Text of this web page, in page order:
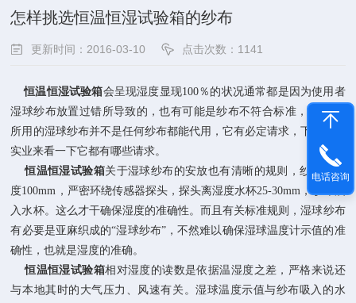
怎样挑选恒温恒湿试验箱的纱布
更新时间：2016-03-10 点击次数：1141
恒温恒湿试验箱会呈现湿度显现100％的状况通常都是因为使用者
湿球纱布放置过错所导致的，也有可能是纱布不符合标准， 该设备
所用的湿球纱布并不是任何纱布都能代用，它有必定请求，下面
岛韩
实业来看一下它都有哪些请求。
恒温恒湿试验箱关于湿球纱布的安放也有清晰的规则，纱布的长
度100mm，严密环绕传感器探头，探头离湿度水杯25-30mm，纱布浸
入水杯。这么才干确保湿度的准确性。而且有关标准规则，湿球纱布
有必要是亚麻织成的“湿球纱布”，不然难以确保湿球温度计示值的准
确性，也就是湿度的准确。
恒温恒湿试验箱相对湿度的读数是依据温湿度之差，严格来说还
与本地其时的大气压力、风速有关。湿球温度示值与纱布吸入的水
电话咨询